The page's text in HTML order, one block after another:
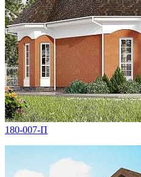
180-007-П